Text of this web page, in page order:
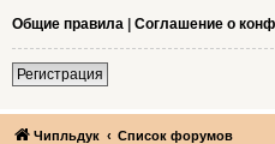
Общие правила | Соглашение о
Регистрация
Чипльдук Список форумов